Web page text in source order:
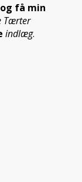
og få min
Tærter
indlæg.